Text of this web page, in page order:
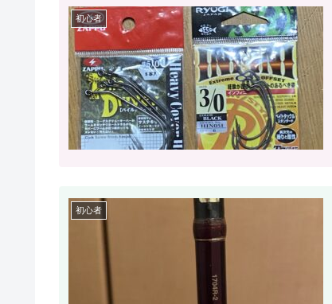
初心者
初心者